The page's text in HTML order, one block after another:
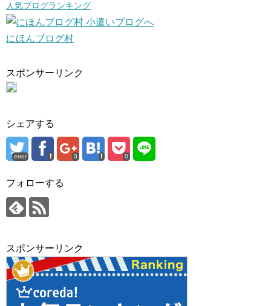
人気ブログランキング
にほんブログ村
スポンサーリンク
シェアする
error 0 0
フォローする
スポンサーリンク